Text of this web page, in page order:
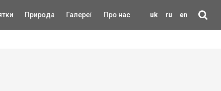
uk ru en
Природа Галереї Про нас